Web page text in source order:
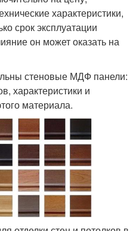
характеристики,
срок эксплуатации
он может оказать на
стеновые МДФ панели:
характеристики и
материала.